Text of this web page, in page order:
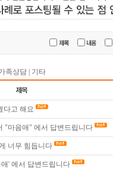
족상담 기타
다고 해요
"마음애" 에서 답변드립니다
너무 힘듭니다
' 에서 답변드립니다